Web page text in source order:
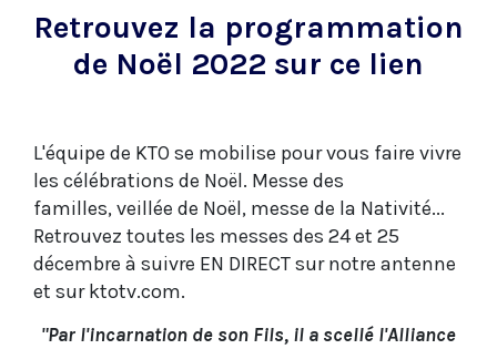
Retrouvez la programmation
de Noël 2022 sur ce lien
L'équipe de KTO se mobilise pour vous faire vivre
les célébrations de Noël. Messe des
familles, veillée de Noël, messe de la Nativité...
Retrouvez toutes les messes des 24 et 25
décembre à suivre EN DIRECT sur notre antenne
et sur ktotv.com.
"Par l'incarnation de son Fils, il a scellé l'Alliance